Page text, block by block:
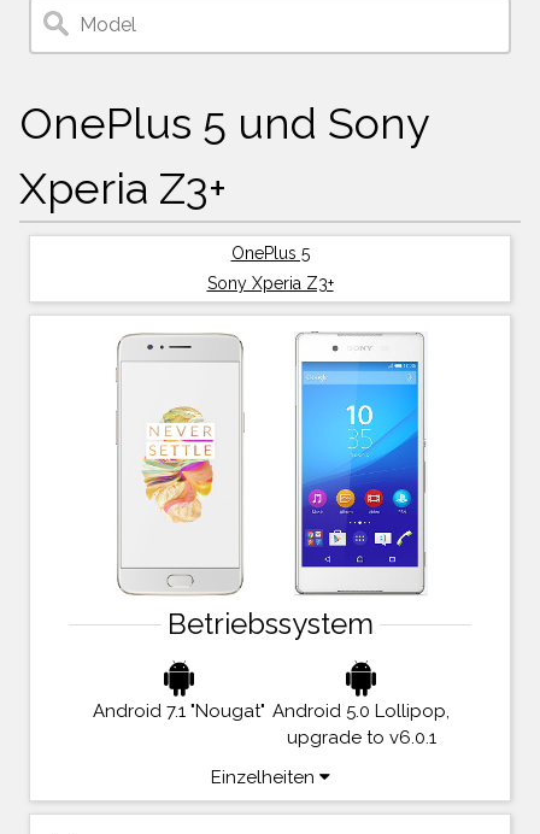
OnePlus 5 und Sony
Xperia Z3+
OnePlus 5
Sony Xperia Z3+
Betriebssystem
Android 7.1 "Nougat" Android 5.0 Lollipop,
upgrade to v6.0.1
Einzelheiten